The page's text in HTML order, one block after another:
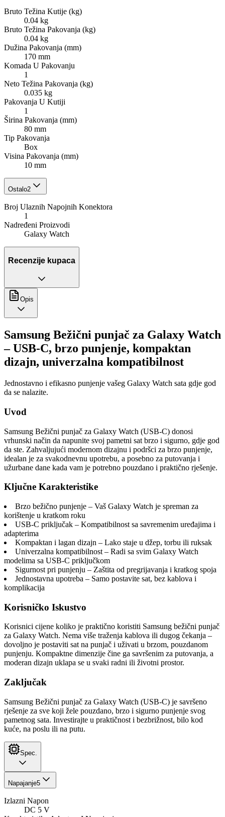
Bruto Težina Kutije (kg)
0.04 kg
Bruto Težina Pakovanja (kg)
0.04 kg
Dužina Pakovanja (mm)
170 mm
Komada U Pakovanju
1
Neto Težina Pakovanja (kg)
0.035 kg
Pakovanja U Kutiji
1
Širina Pakovanja (mm)
80 mm
Tip Pakovanja
Box
Visina Pakovanja (mm)
10 mm
Ostalo2
Broj Ulaznih Napojnih Konektora
1
Nadređeni Proizvodi
Galaxy Watch
Recenzije kupaca
Opis
Samsung Bežični punjač za Galaxy Watch
– USB-C, brzo punjenje, kompaktan
dizajn, univerzalna kompatibilnost
Jednostavno i efikasno punjenje vašeg Galaxy Watch sata gdje god
da se nalazite.
Uvod
Samsung Bežični punjač za Galaxy Watch (USB-C) donosi
vrhunski način da napunite svoj pametni sat brzo i sigurno, gdje god
da ste. Zahvaljujući modernom dizajnu i podršci za brzo punjenje,
idealan je za svakodnevnu upotrebu, a posebno za putovanja i
užurbane dane kada vam je potrebno pouzdano i praktično rješenje.
Ključne Karakteristike
Brzo bežično punjenje – Vaš Galaxy Watch je spreman za
korištenje u kratkom roku
USB-C priključak – Kompatibilnost sa savremenim uređajima i
adapterima
Kompaktan i lagan dizajn – Lako staje u džep, torbu ili ruksak
Univerzalna kompatibilnost – Radi sa svim Galaxy Watch
modelima sa USB-C priključkom
Sigurnost pri punjenju – Zaštita od pregrijavanja i kratkog spoja
Jednostavna upotreba – Samo postavite sat, bez kablova i
komplikacija
Korisničko Iskustvo
Korisnici cijene koliko je praktično koristiti Samsung bežični punjač
za Galaxy Watch. Nema više traženja kablova ili dugog čekanja –
dovoljno je postaviti sat na punjač i uživati u brzom, pouzdanom
punjenju. Kompaktne dimenzije čine ga savršenim za putovanja, a
moderan dizajn uklapa se u svaki radni ili životni prostor.
Zaključak
Samsung Bežični punjač za Galaxy Watch (USB-C) je savršeno
rješenje za sve koji žele pouzdano, brzo i sigurno punjenje svog
pametnog sata. Investirajte u praktičnost i bezbrižnost, bilo kod
kuće, na poslu ili na putu.
Spec.
Napajanje5
Izlazni Napon
DC 5 V